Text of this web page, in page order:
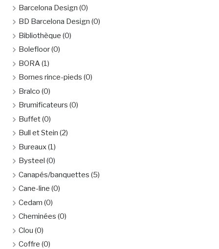
Barcelona Design (0)
BD Barcelona Design (0)
Bibliothèque (0)
Bolefloor(0)
BORA (1)
Bornes rince-pieds (0)
Bralco (0)
Brumificateurs (0)
Buffet(0)
Bull et Stein (2)
Bureaux(1)
Bysteel (0)
Canapés/banquettes (5)
Cane-line (0)
Cedam (0)
Cheminées (0)
Clou (0)
Coffre (0)